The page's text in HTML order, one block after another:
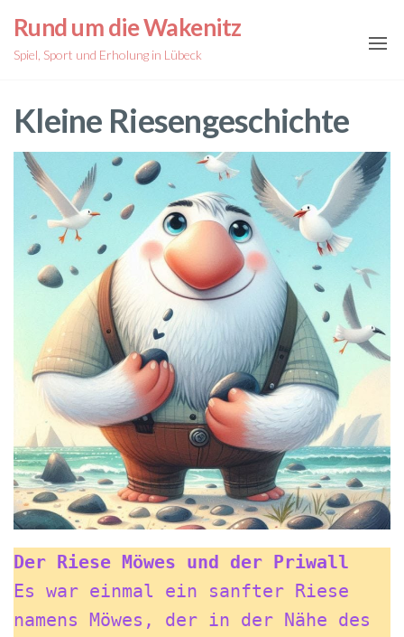
Inhalt
springen
Rund um die Wakenitz
Spiel, Sport und Erholung in Lübeck
Kleine Riesengeschichte
Der Riese Möwes und der Priwall
Es war einmal ein sanfter Riese
namens Möwes, der in der Nähe des